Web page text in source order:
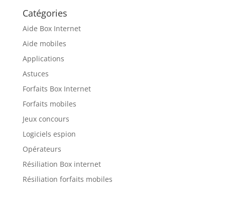
Catégories
Aide Box Internet
Aide mobiles
Applications
Astuces
Forfaits Box Internet
Forfaits mobiles
Jeux concours
Logiciels espion
Opérateurs
Résiliation Box internet
Résiliation forfaits mobiles